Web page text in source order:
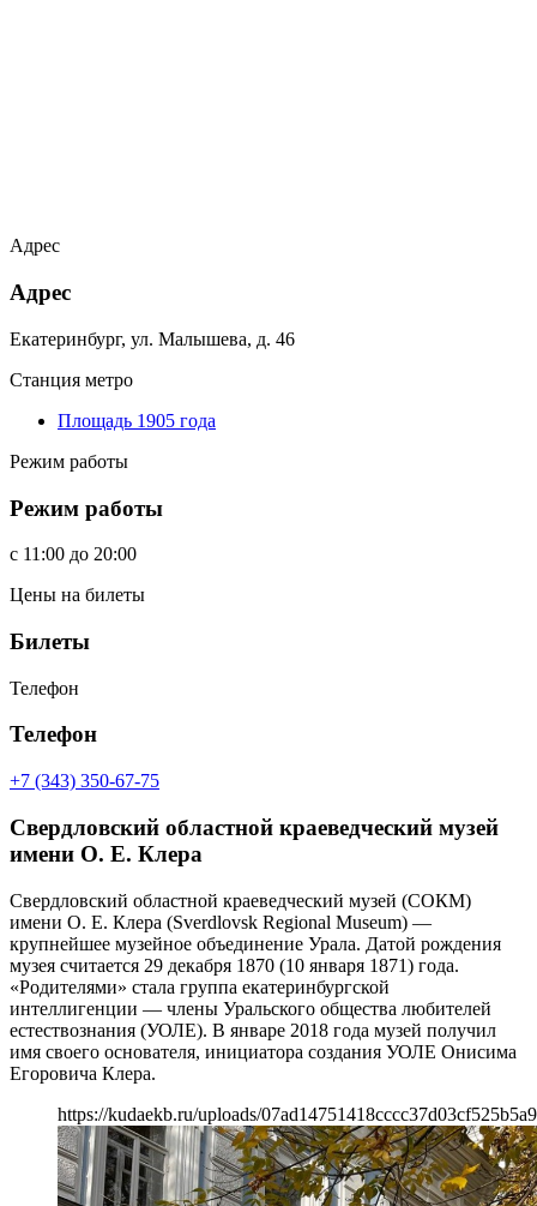
Адрес
Адрес
Екатеринбург, ул. Малышева, д. 46
Станция метро
Площадь 1905 года
Режим работы
Режим работы
c 11:00 до 20:00
Цены на билеты
Билеты
Телефон
Телефон
+7 (343) 350-67-75
Свердловский областной краеведческий музей
имени О. Е. Клера
Свердловский областной краеведческий музей (СОКМ)
имени О. Е. Клера (Sverdlovsk Regional Museum) —
крупнейшее музейное объединение Урала. Датой рождения
музея считается 29 декабря 1870 (10 января 1871) года.
«Родителями» стала группа екатеринбургской
интеллигенции — члены Уральского общества любителей
естествознания (УОЛЕ). В январе 2018 года музей получил
имя своего основателя, инициатора создания УОЛЕ Онисима
Егоровича Клера.
https://kudaekb.ru/uploads/